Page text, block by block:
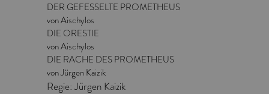
DER GEFESSELTE PROMETHEUS
von Aischylos
DIE ORESTIE
von Aischylos
DIE RACHE DES PROMETHEUS
von Jürgen Kaizik
Regie: Jürgen Kaizik